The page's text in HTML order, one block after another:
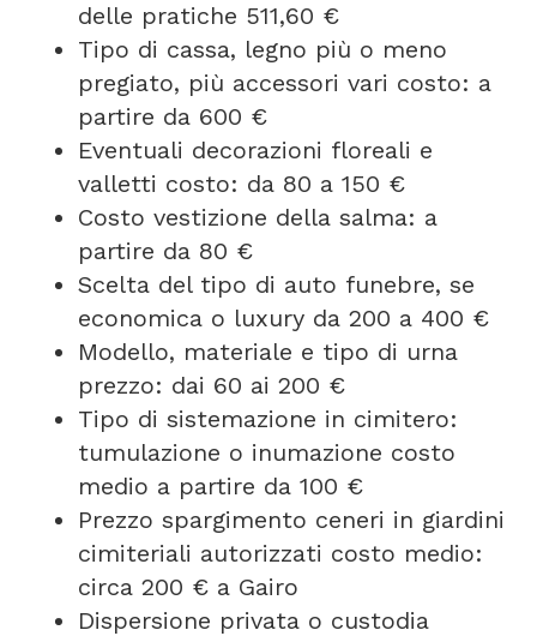
delle pratiche 511,60 €
Tipo di cassa, legno più o meno
pregiato, più accessori vari costo: a
partire da 600 €
Eventuali decorazioni floreali e
valletti costo: da 80 a 150 €
Costo vestizione della salma: a
partire da 80 €
Scelta del tipo di auto funebre, se
economica o luxury da 200 a 400 €
Modello, materiale e tipo di urna
prezzo: dai 60 ai 200 €
Tipo di sistemazione in cimitero:
tumulazione o inumazione costo
medio a partire da 100 €
Prezzo spargimento ceneri in giardini
cimiteriali autorizzati costo medio:
circa 200 € a Gairo
Dispersione privata o custodia